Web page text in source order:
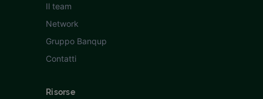
Il team
Network
Gruppo Banqup
Contatti
Risorse